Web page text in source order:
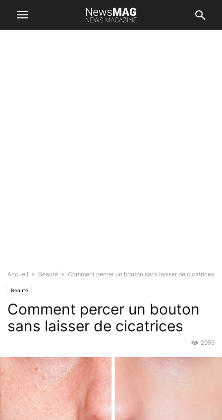
Accueil Beauté Comment percer un bouton sans laisser de cicatrices
Beauté
Comment percer un bouton
sans laisser de cicatrices
2959